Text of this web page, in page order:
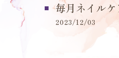
毎月ネイル
2023/12/03